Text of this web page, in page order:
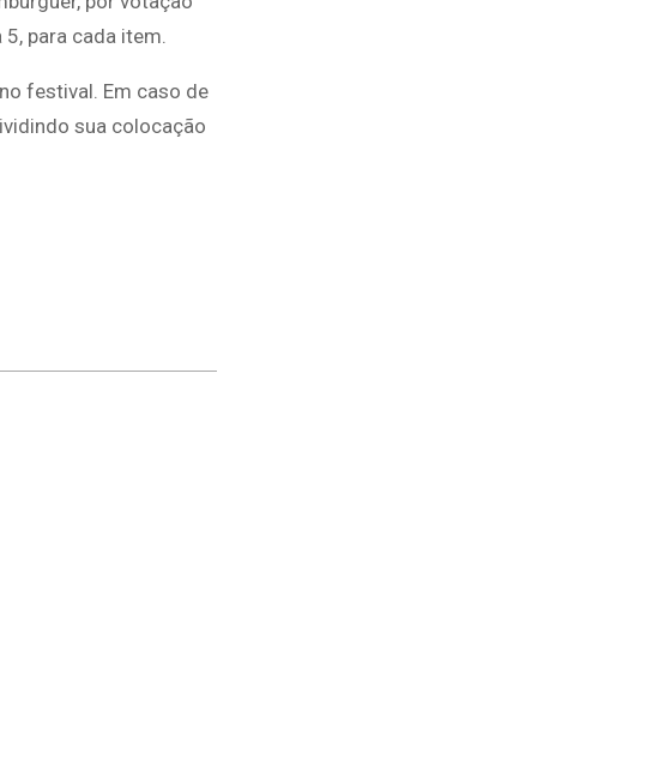
para cada item.
festival. Em caso de
sua colocação